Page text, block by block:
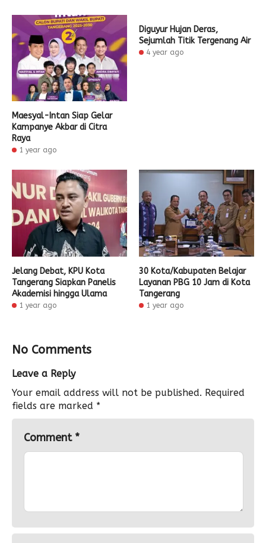
Maesyal-Intan Siap Gelar
Kampanye Akbar di Citra
Raya
1 year ago
Diguyur Hujan Deras,
Sejumlah Titik Tergenang Air
4 year ago
Jelang Debat, KPU Kota
Tangerang Siapkan Panelis
Akademisi hingga Ulama
1 year ago
30 Kota/Kabupaten Belajar
Layanan PBG 10 Jam di Kota
Tangerang
1 year ago
No Comments
Leave a Reply
Your email address will not be published. Required
fields are marked *
Comment *